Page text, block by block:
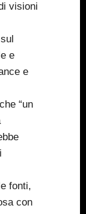
visioni
e
e
“un
fonti,
con